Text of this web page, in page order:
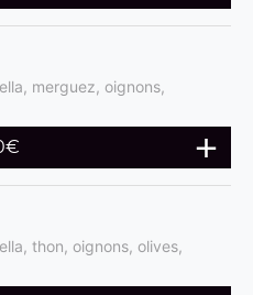
merguez, oignons,
€
thon, oignons, olives,